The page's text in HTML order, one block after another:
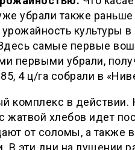
убрали также
культуры
самые первые
первыми убрали,
4 ц/га собрали в
комплекс в действии.
жатвой хлебов идет
от соломы, а также
В эти дни на лущении